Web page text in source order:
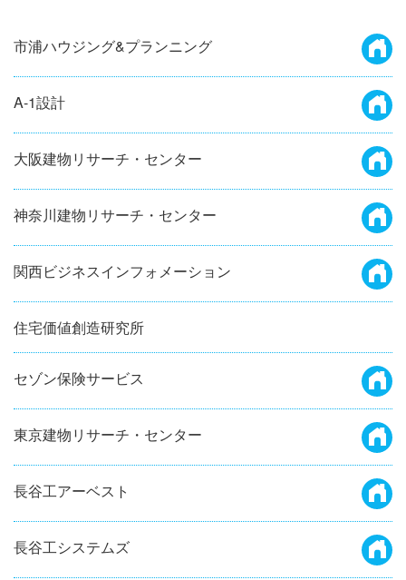
市浦ハウジング&プランニング
A-1設計
大阪建物リサーチ・センター
神奈川建物リサーチ・センター
関西ビジネスインフォメーション
住宅価値創造研究所
セゾン保険サービス
東京建物リサーチ・センター
長谷工アーベスト
長谷工システムズ